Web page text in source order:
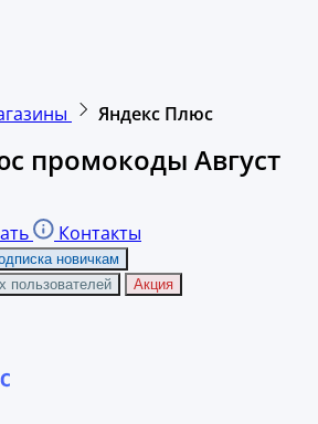
Яндекс Плюс
промокоды Август
Контакты
новичкам
пользователей
Акция